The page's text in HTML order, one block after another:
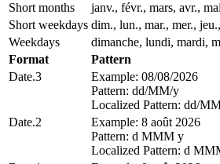
Short months
janv., févr., mars, avr.,
Short weekdays dim., lun., mar., mer.,
Weekdays
dimanche, lundi, mardi,
Format
Pattern
Date.3
Example: 08/08/2026
Pattern: dd/MM/y
Localized Pattern: dd/
Date.2
Example: 8 août 2026
Pattern: d MMM y
Localized Pattern: d